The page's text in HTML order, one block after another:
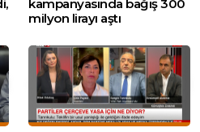
kampanyasında bağış 300
milyon lirayı aştı